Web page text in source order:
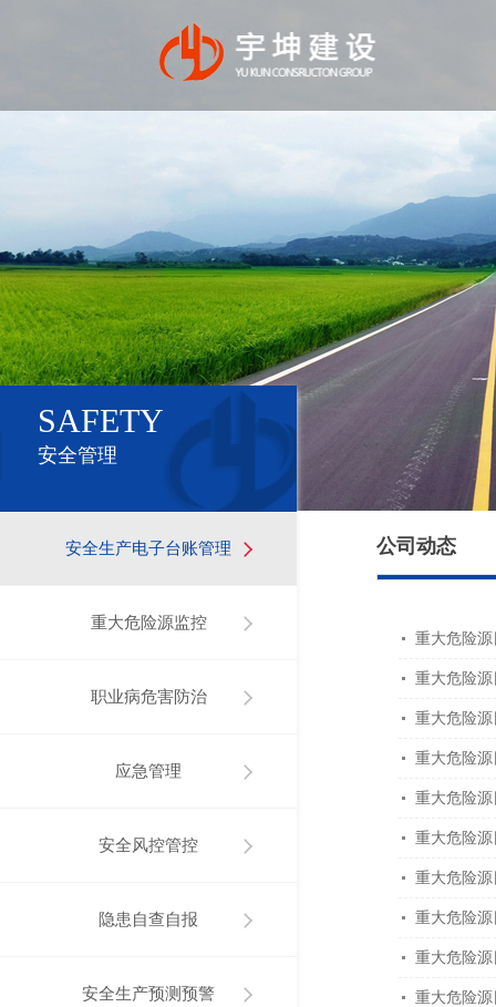
SAFETY
安全管理
安全生产电子台账管理
重大危险源监控
职业病危害防治
应急管理
安全风控管控
隐患自查自报
安全生产预测预警
公司动态
重大危险
重大危险
重大危险
重大危险
重大危险
重大危险
重大危险
重大危险
重大危险
重大危险